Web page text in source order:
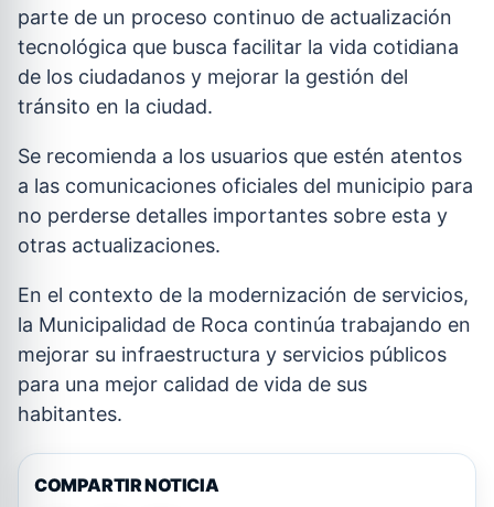
parte de un proceso continuo de actualización
tecnológica que busca facilitar la vida cotidiana
de los ciudadanos y mejorar la gestión del
tránsito en la ciudad.
Se recomienda a los usuarios que estén atentos
a las comunicaciones oficiales del municipio para
no perderse detalles importantes sobre esta y
otras actualizaciones.
En el contexto de la modernización de servicios,
la Municipalidad de Roca continúa trabajando en
mejorar su infraestructura y servicios públicos
para una mejor calidad de vida de sus
habitantes.
COMPARTIR NOTICIA